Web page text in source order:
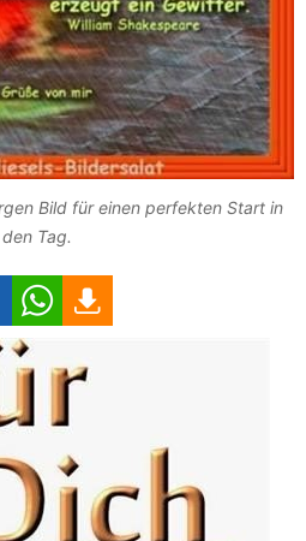
Bild für einen perfekten Start in
den Tag.